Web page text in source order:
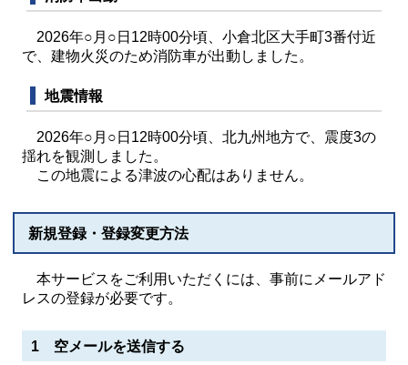
2026年○月○日12時00分頃、小倉北区大手町3番付近
で、建物火災のため消防車が出動しました。
地震情報
2026年○月○日12時00分頃、北九州地方で、震度3の
揺れを観測しました。
この地震による津波の心配はありません。
新規登録・登録変更方法
本サービスをご利用いただくには、事前にメールアド
レスの登録が必要です。
1 空メールを送信する